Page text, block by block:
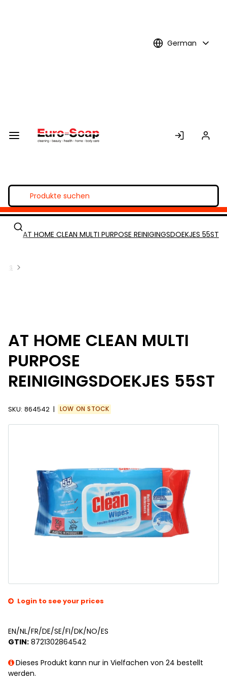
German
AT HOME CLEAN MULTI PURPOSE REINIGINGSDOEKJES 55ST
AT HOME CLEAN MULTI
PURPOSE
REINIGINGSDOEKJES 55ST
SKU: 864542 LOW ON STOCK
Login to see your prices
EN/NL/FR/DE/SE/FI/DK/NO/ES
GTIN: 8721302864542
Dieses Produkt kann nur in Vielfachen von 24 bestellt
werden.